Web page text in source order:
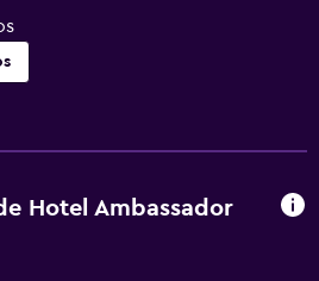
las instalaciones
Hotel Ambassador